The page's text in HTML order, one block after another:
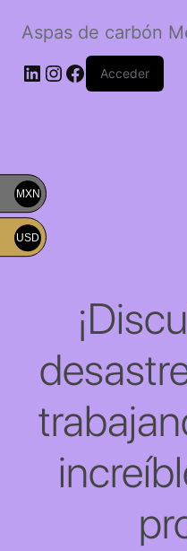
Aspas de carbón
LinkedIn
Instagram
Facebook
Acceder
MXN
USD